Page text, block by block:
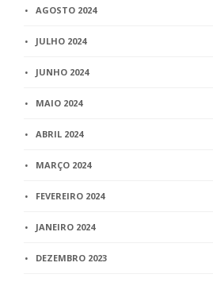
AGOSTO 2024
JULHO 2024
JUNHO 2024
MAIO 2024
ABRIL 2024
MARÇO 2024
FEVEREIRO 2024
JANEIRO 2024
DEZEMBRO 2023